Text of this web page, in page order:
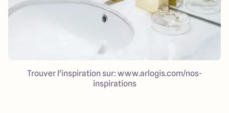
Trouver l'inspiration sur: www.arlogis.com/nos-
inspirations